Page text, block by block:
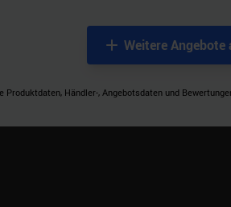
Weitere Angebote
Produktdaten, Händler-, Angebotsdaten und